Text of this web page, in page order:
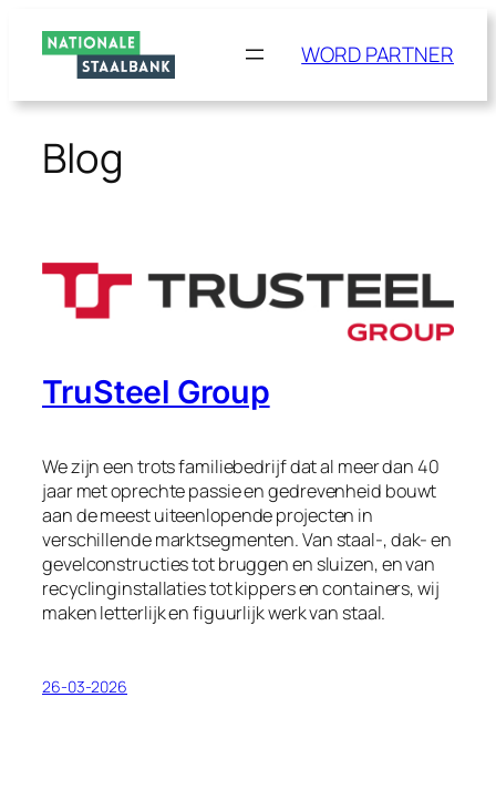
naar
inhoud
WORD PARTNER
Blog
TruSteel Group
We zijn een trots familiebedrijf dat al meer dan 40
jaar met oprechte passie en gedrevenheid bouwt
aan de meest uiteenlopende projecten in
verschillende marktsegmenten. Van staal-, dak- en
gevelconstructies tot bruggen en sluizen, en van
recyclinginstallaties tot kippers en containers, wij
maken letterlijk en figuurlijk werk van staal.
26-03-2026